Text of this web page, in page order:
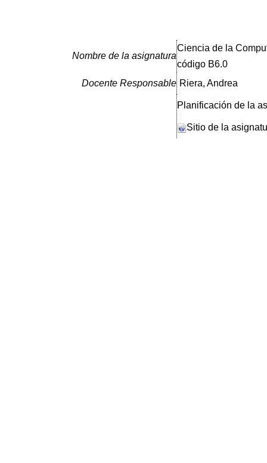
Nombre de la asignatura
Ciencia de la
código B6.0
Docente Responsable Riera, Andrea
Planificación de la
Sitio de la